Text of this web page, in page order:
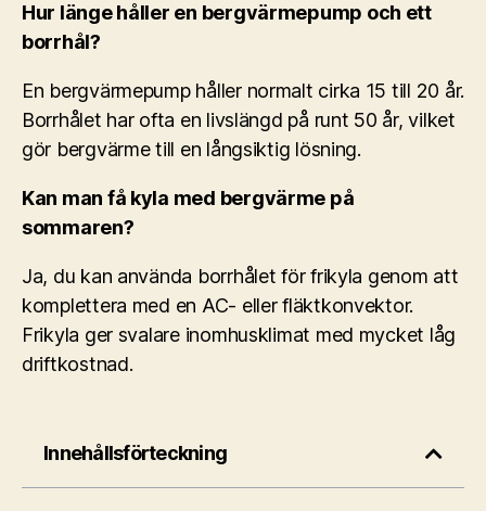
Hur länge håller en bergvärmepump och ett
borrhål?
En bergvärmepump håller normalt cirka 15 till 20 år.
Borrhålet har ofta en livslängd på runt 50 år, vilket
gör bergvärme till en långsiktig lösning.
Kan man få kyla med bergvärme på
sommaren?
Ja, du kan använda borrhålet för frikyla genom att
komplettera med en AC- eller fläktkonvektor.
Frikyla ger svalare inomhusklimat med mycket låg
driftkostnad.
Innehållsförteckning